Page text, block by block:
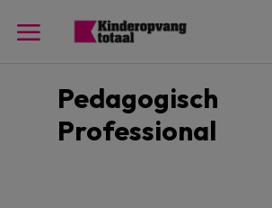
Pedagogisch
Professional